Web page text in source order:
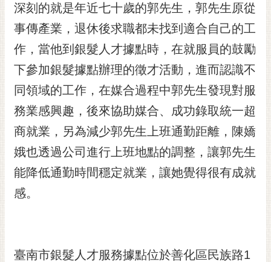
宣
告
市
府
交
通
位
置
深刻的就是年近七十歲的郭先生，郭先生原從
事傳產業，退休後求職都未找到適合自己的工
作，當他到銀髮人才據點時，在就服員的鼓勵
下參加銀髮據點辦理的徵才活動，進而認識不
同領域的工作，在媒合過程中郭先生發現對服
務業感興趣，後來協助媒合、成功錄取統一超
商就業，另為減少郭先生上班通勤距離，陳嬌
娥也透過公司進行上班地點的調整，讓郭先生
能降低通勤時間穩定就業，讓她覺得很有成就
感。
臺南市銀髮人才服務據點位於善化區民族路1